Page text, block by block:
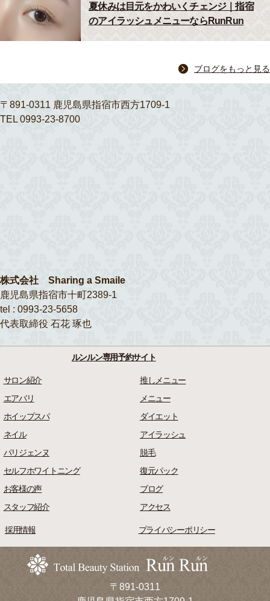
夏休みは目元をかわいくチェンジ｜指宿
のアイラッシュメニューならRunRun
ブログをもっと見る
〒891-0311 鹿児島県指宿市西方1709-1
TEL 0993-23-8700
株式会社 Sharing a Smaile
鹿児島県指宿市十町2389-1
tel : 0993-23-5658
代表取締役 石花 琢也
ルンルン専用予約サイト
サロン紹介
推しメニュー
エアバリ
メニュー
ホイップスパ
ダイエット
ネイル
アイラッシュ
パリジェンヌ
脱毛
セルフホワイトニング
復元パック
お客様の声
ブログ
スタッフ紹介
アクセス
採用情報 プライバシーポリシー
〒891-0311